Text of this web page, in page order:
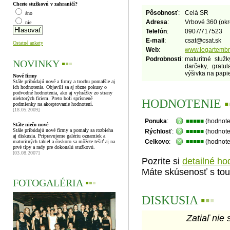
Chcete stužkovú v zahraničí?
áno
nie
Ostatné ankety
NOVINKY ▪▪▪
Nové firmy
Stále pribúdajú nové a firmy a trochu pomalšie aj
ich hodnotenia. Objavili sa aj rôzne pokusy o
podvodné hodnotenia, ako aj vyhrážky zo strany
niektorých firiem. Preto boli sprísnené
podmienky na akceptovanie hodnotení.
[18.05.2009]
Stále niečo nové
Stále pribúdajú nové firmy a pomaly sa rozbieha
aj diskusia. Pripravujeme galériu oznamiek a
maturitných tabiel a čoskoro sa môžete tešiť aj na
prvé tipy a rady pre dokonalú stužkovú.
[03.08.2007]
FOTOGALÉRIA ▪▪▪
Pôsobnosť:
Celá SR
Adresa:
Vrbové 360
Telefón:
0907/717523
E-mail : csat@csat.sk
Web:
Podrobnosti: maturitné
darčeky,
výšivka na
HODNOTENIE ▪
Ponuka: ■■■■■
Rýchlosť: ■■■■■
Celkovo: ■■■■■
Pozrite si detailné
Máte skúsenosť s
DISKUSIA ▪▪▪
Zatiaľ nie